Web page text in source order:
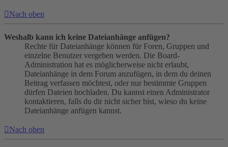
Nach oben
Weshalb kann ich keine Dateianhänge anfügen?
Rechte für Dateianhänge können für Foren, Gruppen und
einzelne Benutzer vergeben werden. Die Board-
Administration hat es möglicherweise nicht erlaubt,
Dateianhänge in dem Forum anzufügen, in dem du deinen
Beitrag verfassen möchtest, oder nur bestimmte Gruppen
dürfen Dateien hochladen. Du kannst einen Administrator
kontaktieren, falls du dir nicht sicher bist, wieso du keine
Dateianhänge anfügen kannst.
Nach oben